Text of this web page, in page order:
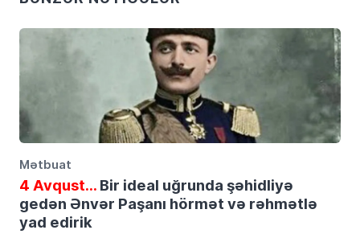
Mətbuat
4 Avqust…Bir ideal uğrunda şəhidliyə
gedən Ənvər Paşanı hörmət və rəhmətlə
yad edirik